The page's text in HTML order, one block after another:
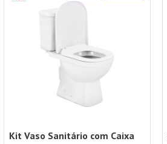
Kit Vaso Sanitário com Caixa